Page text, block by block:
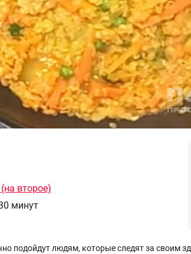
второе)
минут
подойдут людям, которые следят за своим